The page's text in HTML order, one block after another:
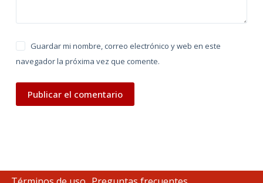
Guardar mi nombre, correo electrónico y web en este
navegador la próxima vez que comente.
Publicar el comentario